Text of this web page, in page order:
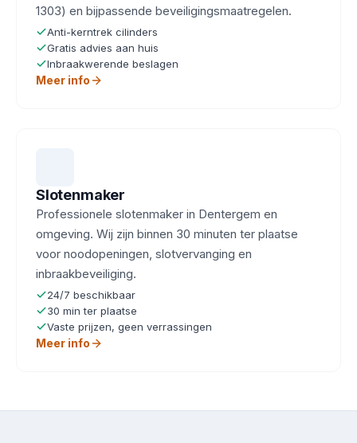
1303) en bijpassende beveiligingsmaatregelen.
Anti-kerntrek cilinders
Gratis advies aan huis
Inbraakwerende beslagen
Meer info
Slotenmaker
Professionele slotenmaker in Dentergem en
omgeving. Wij zijn binnen 30 minuten ter plaatse
voor noodopeningen, slotvervanging en
inbraakbeveiliging.
24/7 beschikbaar
30 min ter plaatse
Vaste prijzen, geen verrassingen
Meer info